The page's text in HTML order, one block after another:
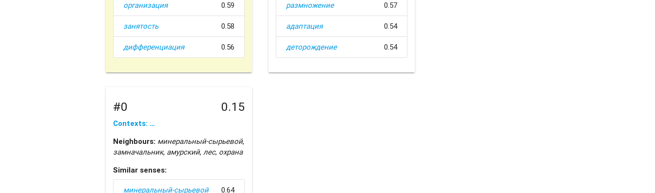
организация 0.59
занятость 0.58
дифференциация 0.56
размножение 0.57
адаптация 0.54
деторождение 0.54
#0 0.15
Contexts: …
Neighbours: минеральный-сырьевой,
замначальник, амурский, лес, охрана
Similar senses:
минеральный-сырьевой 0.64